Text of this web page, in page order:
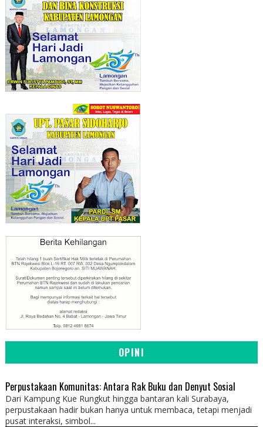
OPINI
Perpustakaan Komunitas: Antara Rak Buku dan Denyut Sosial
Dari Kampung Kue Rungkut hingga bantaran kali Surabaya,
perpustakaan hadir bukan hanya untuk membaca, tetapi menjadi
pusat interaksi, simbol...